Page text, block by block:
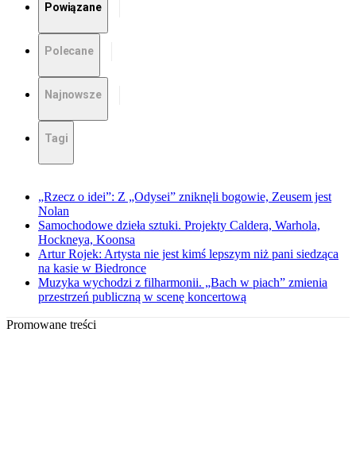
Powiązane
Polecane
Najnowsze
Tagi
„Rzecz o idei”: Z „Odysei” zniknęli bogowie, Zeusem jest
Nolan
Samochodowe dzieła sztuki. Projekty Caldera, Warhola,
Hockneya, Koonsa
Artur Rojek: Artysta nie jest kimś lepszym niż pani siedząca
na kasie w Biedronce
Muzyka wychodzi z filharmonii. „Bach w piach” zmienia
przestrzeń publiczną w scenę koncertową
Promowane treści